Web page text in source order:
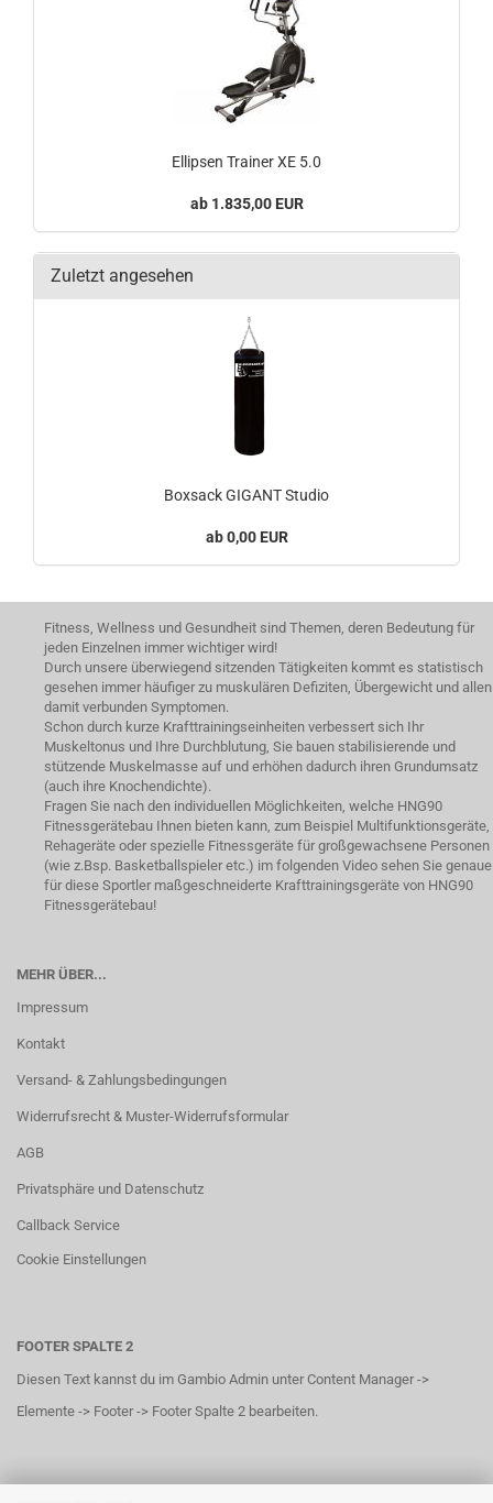
Ellipsen Trainer XE 5.0
1.835,00 EUR
Zuletzt angesehen
Boxsack GIGANT Studio
0,00 EUR
Fitness, Wellness und Gesundheit sind Themen, deren Bedeutung für
jeden Einzelnen immer wichtiger wird!
Durch unsere überwiegend sitzenden Tätigkeiten kommt es statistisch
gesehen immer häufiger zu muskulären Defiziten, Übergewicht und allen
damit verbunden Symptomen.
Schon durch kurze Krafttrainingseinheiten verbessert sich Ihr
Muskeltonus und Ihre Durchblutung, Sie bauen stabilisierende und
stützende Muskelmasse auf und erhöhen dadurch ihren Grundumsatz
(auch ihre Knochendichte).
Fragen Sie nach den individuellen Möglichkeiten, welche HNG90
Fitnessgerätebau Ihnen bieten kann, zum Beispiel Multifunktionsgeräte,
Rehageräte oder spezielle Fitnessgeräte für großgewachsene Personen
(wie z.Bsp. Basketballspieler etc.) im folgenden Video sehen Sie genaue
für diese Sportler maßgeschneiderte Krafttrainingsgeräte von HNG90
Fitnessgerätebau!
MEHR ÜBER...
Impressum
Kontakt
Versand- & Zahlungsbedingungen
Widerrufsrecht & Muster-Widerrufsformular
AGB
Privatsphäre und Datenschutz
Callback Service
Cookie Einstellungen
FOOTER SPALTE 2
Diesen Text kannst du im Gambio Admin unter Content Manager ->
Elemente -> Footer -> Footer Spalte 2 bearbeiten.